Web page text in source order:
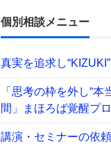
個別相談メニュー
真実を追求し
「思考の枠を外し“
間」まほろば覚醒プ
講演・セミナーの依